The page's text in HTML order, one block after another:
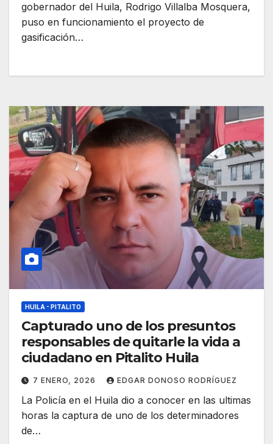
gobernador del Huila, Rodrigo Villalba Mosquera,
puso en funcionamiento el proyecto de
gasificación…
HUILA - PITALITO
Capturado uno de los presuntos
responsables de quitarle la vida a
ciudadano en Pitalito Huila
7 ENERO, 2026 EDGAR DONOSO RODRÍGUEZ
La Policía en el Huila dio a conocer en las ultimas
horas la captura de uno de los determinadores
de…